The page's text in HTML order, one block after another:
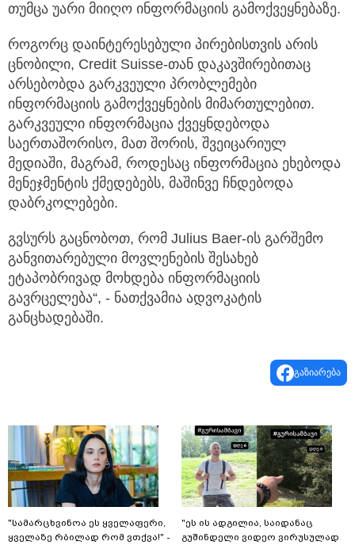
თუმცა უარი მიიღო ინფორმაციის გამოქვეყნებაზე.
როგორც დაინტერესებული პირებისთვის არის
ცნობილი, Credit Suisse-თან დაკავშირებითაც
არსებობდა გარკვეული პრობლემები
ინფორმაციის გამოქვეყნების მიმართულებით.
გარკვეული ინფორმაცია ქვეყნდებოდა
საერთაშორისო, მათ შორის, შვეიცარიულ
მედიაში, მაგრამ, როდესაც ინფორმაცია ეხებოდა
მენეჯმენტის ქმედებებს, მაშინვე ჩნდებოდა
დაბრკოლებები.
გვსურს გაცნობოთ, რომ Julius Baer-ის გარშემო
განვითარებული მოვლენების შესახებ
ეტაპობრივად მოხდება ინფორმაციის
გავრცელება“, - ნათქვამია ადვოკატის
განცხადებაში.
გაზიარება
"სა­მარ­ცხვი­ნოა ეს ყვე­ლა­ფე­რი,
ყვე­ლა­ზე რბი­ლად რომ ვთქვა!" -
"ეს ის ადგილია, საიდანაც
გუშინდელი ვიდეო ვირუსულად